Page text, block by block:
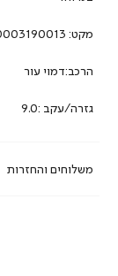
משלוחים והחזרות
מקט:
הרכב:דמוי עור
גזרה/עקב :9.0